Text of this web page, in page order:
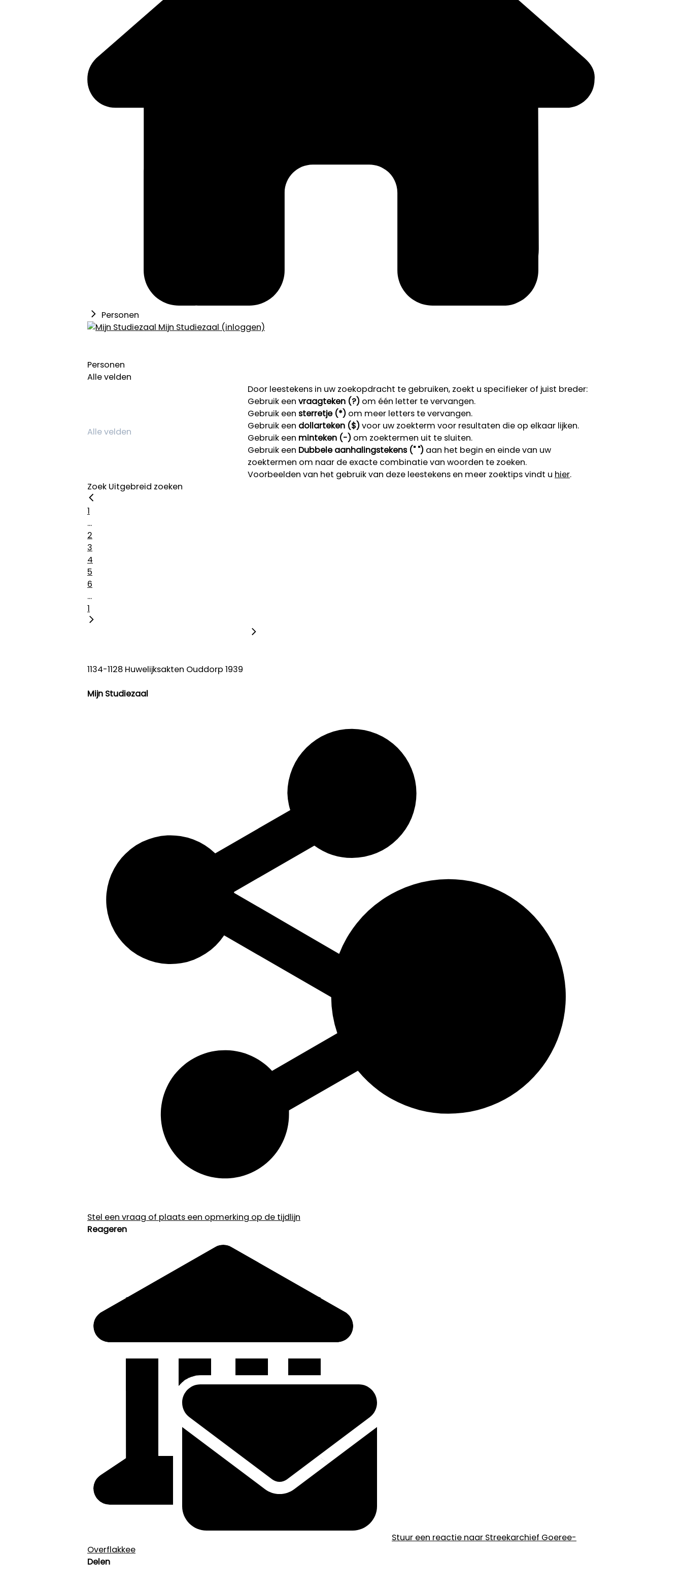
Personen
Mijn Studiezaal (inloggen)
Personen
Alle velden
Door leestekens in uw zoekopdracht te gebruiken, zoekt u specifieker of juist breder:
Gebruik een vraagteken (?) om één letter te vervangen.
Gebruik een sterretje (*) om meer letters te vervangen.
Gebruik een dollarteken ($)voor uw zoekterm voor resultaten die op elkaar lijken.
Gebruik een minteken (-) om zoektermen uit te sluiten.
Gebruik een Dubbele aanhalingstekens (" ") aan het begin en einde van uw
zoektermen om naar de exacte combinatie van woorden te zoeken.
Voorbeelden van het gebruik van deze leestekens en meer zoektips vindt u hier.
Zoek Uitgebreid zoeken
1
...
2
3
4
5
6
...
1
1134-1128 Huwelijksakten Ouddorp 1939
Mijn Studiezaal
Stel een vraag of plaats een opmerking op de tijdlijn
Reageren
Stuur een reactie naar Streekarchief Goeree-
Overflakkee
Delen